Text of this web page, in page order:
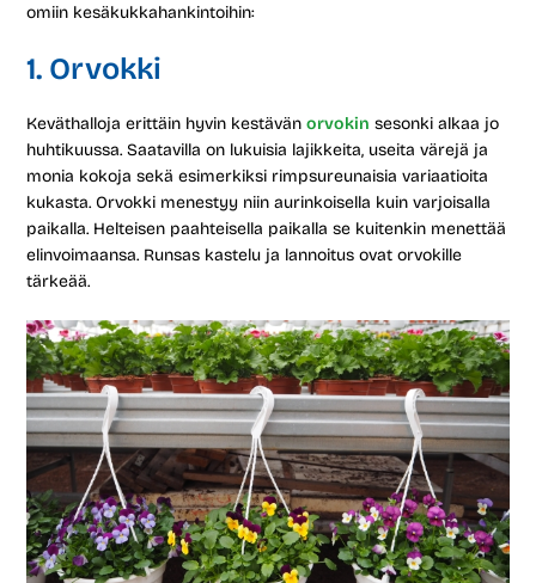
omiin kesäkukkahankintoihin:
1. Orvokki
Keväthalloja erittäin hyvin kestävänorvokin sesonki alkaa jo
huhtikuussa. Saatavilla on lukuisia lajikkeita, useita värejä ja
monia kokoja sekä esimerkiksi rimpsureunaisia variaatioita
kukasta. Orvokki menestyy niin aurinkoisella kuin varjoisalla
paikalla. Helteisen paahteisella paikalla se kuitenkin menettää
elinvoimaansa. Runsas kastelu ja lannoitus ovat orvokille
tärkeää.